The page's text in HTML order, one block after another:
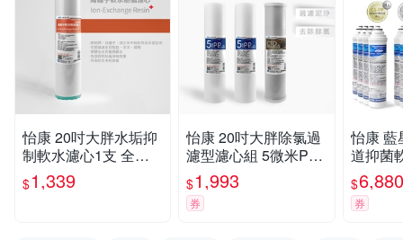
怡康 20吋大胖水垢抑
制軟水濾心1支 全屋
淨水
$1,339
怡康 20吋大胖除氯過
濾型濾心組 5微米PP
CTO燒結壓縮活性碳
全屋淨水
$1,993
券
怡康 藍
道抑菌
心組(9
$6,880
券